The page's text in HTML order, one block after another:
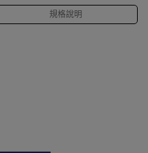
規格說明